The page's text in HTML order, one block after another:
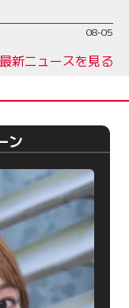
08-05
新ニュースを見る
ン